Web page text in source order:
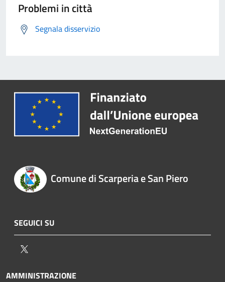
Problemi in città
Segnala disservizio
Comune di Scarperia e San Piero
SEGUICI SU
AMMINISTRAZIONE